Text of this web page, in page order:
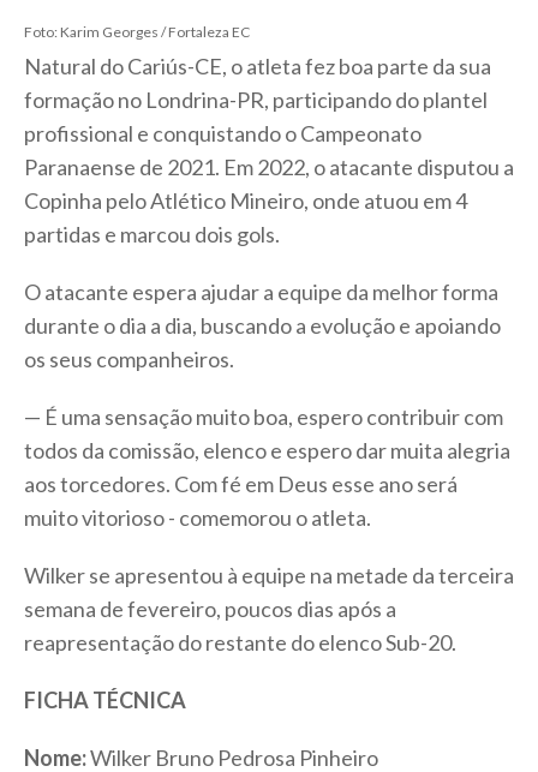
Foto: Karim Georges / Fortaleza EC
Natural do Cariús-CE, o atleta fez boa parte da sua
formação no Londrina-PR, participando do plantel
profissional e conquistando o Campeonato
Paranaense de 2021. Em 2022, o atacante disputou a
Copinha pelo Atlético Mineiro, onde atuou em 4
partidas e marcou dois gols.
O atacante espera ajudar a equipe da melhor forma
durante o dia a dia, buscando a evolução e apoiando
os seus companheiros.
— É uma sensação muito boa, espero contribuir com
todos da comissão, elenco e espero dar muita alegria
aos torcedores. Com fé em Deus esse ano será
muito vitorioso - comemorou o atleta.
Wilker se apresentou à equipe na metade da terceira
semana de fevereiro, poucos dias após a
reapresentação do restante do elenco Sub-20.
FICHA TÉCNICA
Nome:Wilker Bruno Pedrosa Pinheiro